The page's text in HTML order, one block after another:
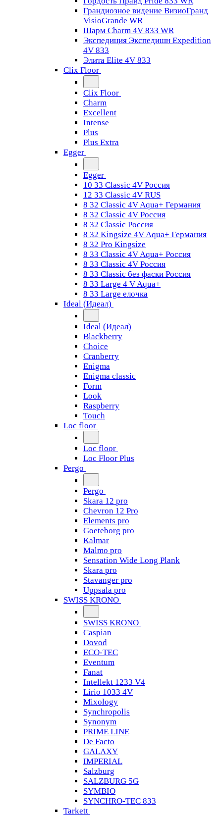
Грандиозное видение ВизиоГранд
VisioGrande WR
Шарм Charm 4V 833 WR
Экспедиция Экспедишн Expedition
4V 833
Элита Elite 4V 833
Clix Floor
Clix Floor
Charm
Excellent
Intense
Plus
Plus Extra
Egger
Egger
10 33 Classic 4V Россия
12 33 Classic 4V RUS
8 32 Classic 4V Aqua+ Германия
8 32 Classic 4V Россия
8 32 Classic Россия
8 32 Kingsize 4V Aqua+ Германия
8 32 Pro Kingsize
8 33 Classic 4V Aqua+ Россия
8 33 Classic 4V Россия
8 33 Classic без фаски Россия
8 33 Large 4 V Aqua+
8 33 Large елочка
Ideal (Идеал)
Ideal (Идеал)
Blackberry
Choice
Cranberry
Enigma
Enigma classic
Form
Look
Raspberry
Touch
Loc floor
Loc floor
Loc Floor Plus
Pergo
Pergo
Skara 12 pro
Chevron 12 Pro
Elements pro
Goeteborg pro
Kalmar
Malmo pro
Sensation Wide Long Plank
Skara pro
Stavanger pro
Uppsala pro
SWISS KRONO
SWISS KRONO
Caspian
Dovod
ECO-TEC
Eventum
Fanat
Intellekt 1233 V4
Lirio 1033 4V
Mixology
Synchropolis
Synonym
PRIME LINE
De Facto
GALAXY
IMPERIAL
Salzburg
SALZBURG 5G
SYMBIO
SYNCHRO-TEC 833
Tarkett